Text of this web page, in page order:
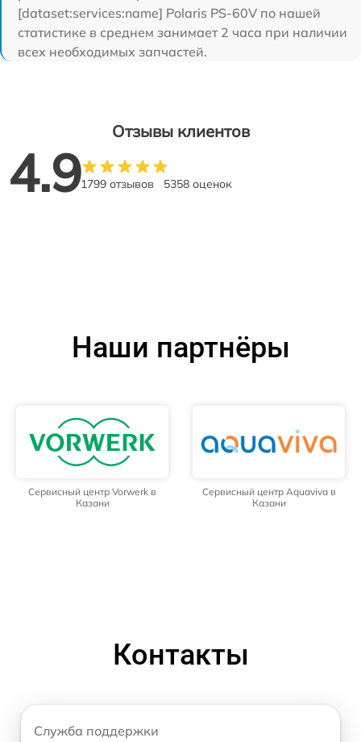
[dataset:services:name] Polaris PS-60V по нашей
статистике в среднем занимает 2 часа при наличии
всех необходимых запчастей.
Отзывы клиентов
4.91799 отзывов 5358 оценок
Наши партнёры
Сервисный центр Vorwerk в
Казани
Сервисный центр Aquaviva в
Казани
Контакты
Служба поддержки